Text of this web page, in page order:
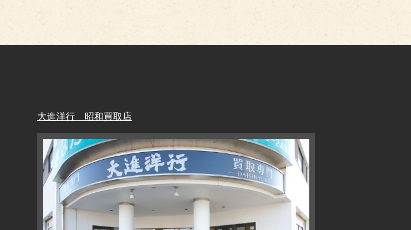
大進洋行 昭和買取店